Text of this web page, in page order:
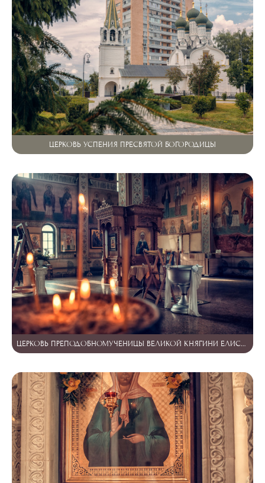
ЦЕРКОВЬ УСПЕНИЯ ПРЕСВЯТОЙ БОГОРОДИЦЫ
ЦЕРКОВЬ ПРЕПОДОБНОМУЧЕНИЦЫ ВЕЛИКОЙ КНЯГИНИ ЕЛИСАВЕТЫ ФЕОДОРОВНЫ